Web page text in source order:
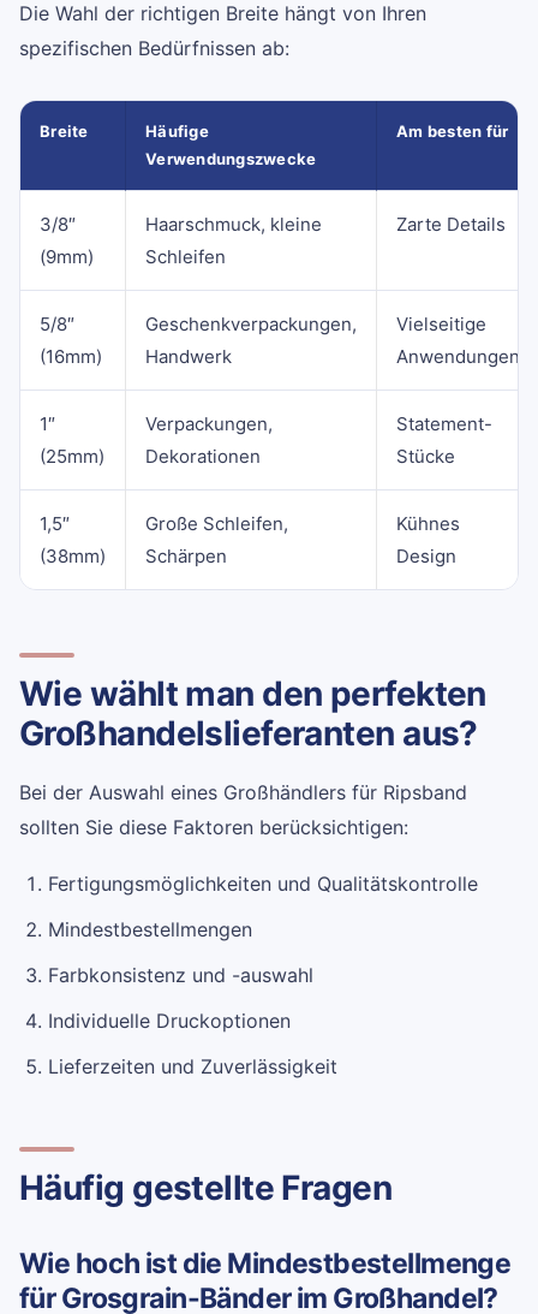
Die Wahl der richtigen Breite hängt von Ihren
spezifischen Bedürfnissen ab:
Breite
Häufige
Verwendungszwecke
Am besten für
3/8″
(9mm)
Haarschmuck, kleine
Schleifen
Zarte Details
5/8″
(16mm)
Geschenkverpackungen,
Handwerk
Vielseitige
Anwendungen
1″
(25mm)
Verpackungen,
Dekorationen
Statement-
Stücke
1,5″
(38mm)
Große Schleifen,
Schärpen
Kühnes
Design
Wie wählt man den perfekten
Großhandelslieferanten aus?
Bei der Auswahl eines Großhändlers für Ripsband
sollten Sie diese Faktoren berücksichtigen:
Fertigungsmöglichkeiten und Qualitätskontrolle
Mindestbestellmengen
Farbkonsistenz und -auswahl
Individuelle Druckoptionen
Lieferzeiten und Zuverlässigkeit
Häufig gestellte Fragen
Wie hoch ist die Mindestbestellmenge
für Grosgrain-Bänder im Großhandel?